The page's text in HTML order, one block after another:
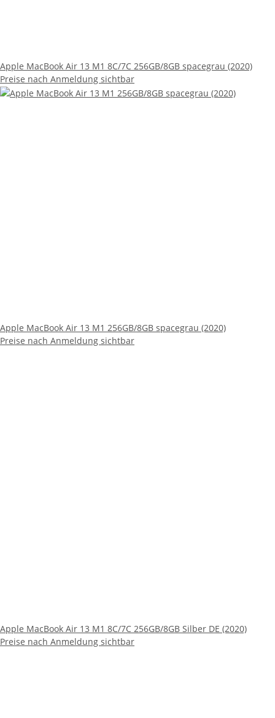
Apple MacBook Air 13 M1 8C/7C 256GB/8GB spacegrau (2020)
Preise nach Anmeldung sichtbar
Apple MacBook Air 13 M1 256GB/8GB spacegrau (2020)
Preise nach Anmeldung sichtbar
Preise nach Anmeldung sichtbar